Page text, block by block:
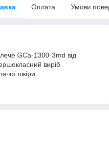
Оплата Умови
GCa-1300-3md від
виріб
шкіри.